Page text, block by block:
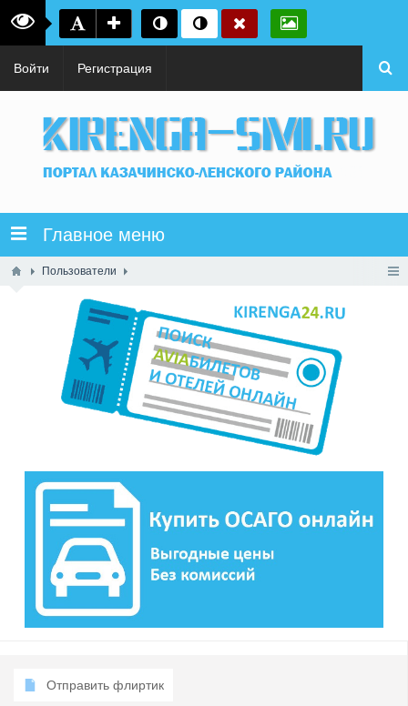
Войти Регистрация
Главное меню
Пользователи
Отправить флиртик